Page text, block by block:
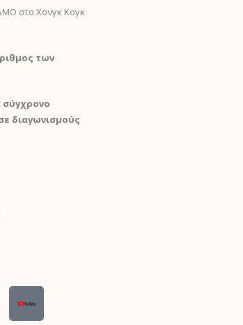
ΔΜΟ στο Χονγκ Κογκ
των
σύγχρονο
διαγωνισμούς